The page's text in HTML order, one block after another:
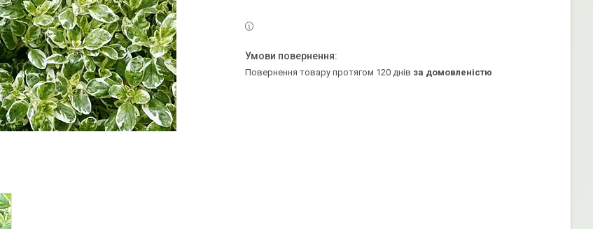
повернення товару протягом 120 днів за домовленістю